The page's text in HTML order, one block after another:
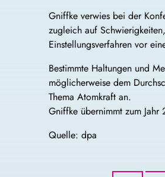
Gniffke verwies bei der
zugleich auf
Einstellungsverfahren vor
Bestimmte Haltungen und
möglicherweise dem
Thema Atomkraft an.
Gniffke übernimmt zum
Quelle: dpa